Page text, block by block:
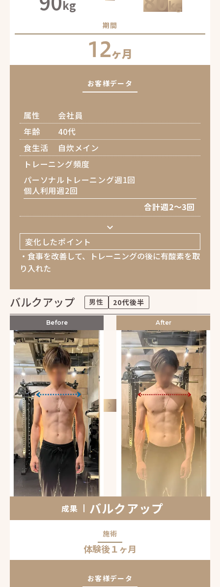
kg kg
期間
12ヶ月
お客様データ
属性
会社員
年齢
40代
食生活
自炊メイン
トレーニング頻度
パーソナルトレーニング週1回
個人利用週2回
合計週2～3回
keyboard_arrow_down
変化したポイント
・食事を改善して、トレーニングの後に有酸素を取
り入れた
バルクアップ 男性 20代後半
Before
keyboard_arrow_right
After
成果 バルクアップ
施術
体験後１ヶ月
お客様データ